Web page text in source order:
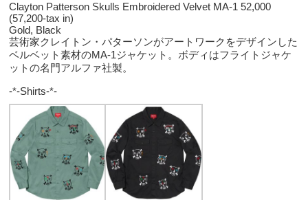
Clayton Patterson Skulls Embroidered Velvet MA-1 52,000
(57,200-tax in)
Gold, Black
芸術家クレイトン・パターソンがアートワークをデザインした
ベルベット素材のMA-1ジャケット。ボディはフライトジャケ
ットの名門アルファ社製。
-*-Shirts-*-